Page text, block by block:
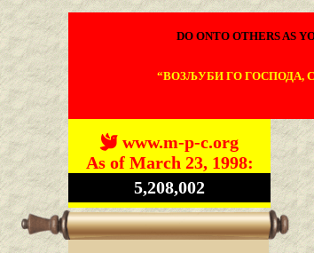
DO ONTO OTHERS AS
“ВОЗЉУБИ ГО ГОСПОДА,
www.m-p-c.org
As of March 23, 1998:
5,208,002